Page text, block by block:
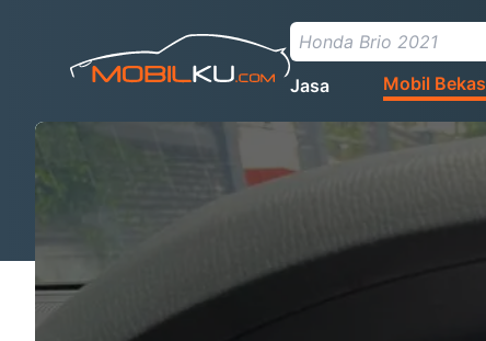
Jasa Mobil Bekas